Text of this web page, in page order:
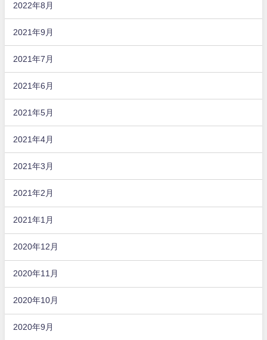
2022年8月
2021年9月
2021年7月
2021年6月
2021年5月
2021年4月
2021年3月
2021年2月
2021年1月
2020年12月
2020年11月
2020年10月
2020年9月